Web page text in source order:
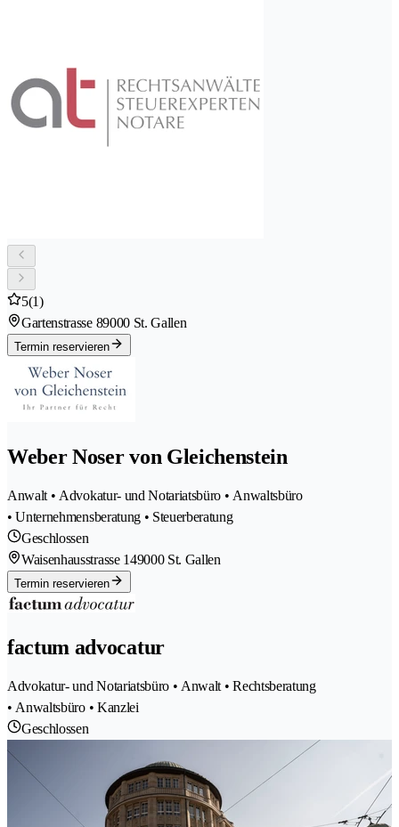
5(1)
Gartenstrasse 89000 St. Gallen
Termin reservieren
Weber Noser von Gleichenstein
Anwalt • Advokatur- und Notariatsbüro • Anwaltsbüro
• Unternehmensberatung • Steuerberatung
Geschlossen
Waisenhausstrasse 149000 St. Gallen
Termin reservieren
factum advocatur
Advokatur- und Notariatsbüro • Anwalt • Rechtsberatung
• Anwaltsbüro • Kanzlei
Geschlossen